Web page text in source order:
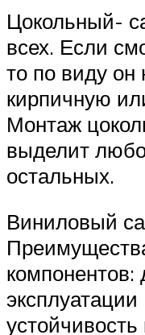
Цокольный-
всех. Если
то по виду он
кирпичную
Монтаж
выделит
остальных.
Виниловый
устойчивость